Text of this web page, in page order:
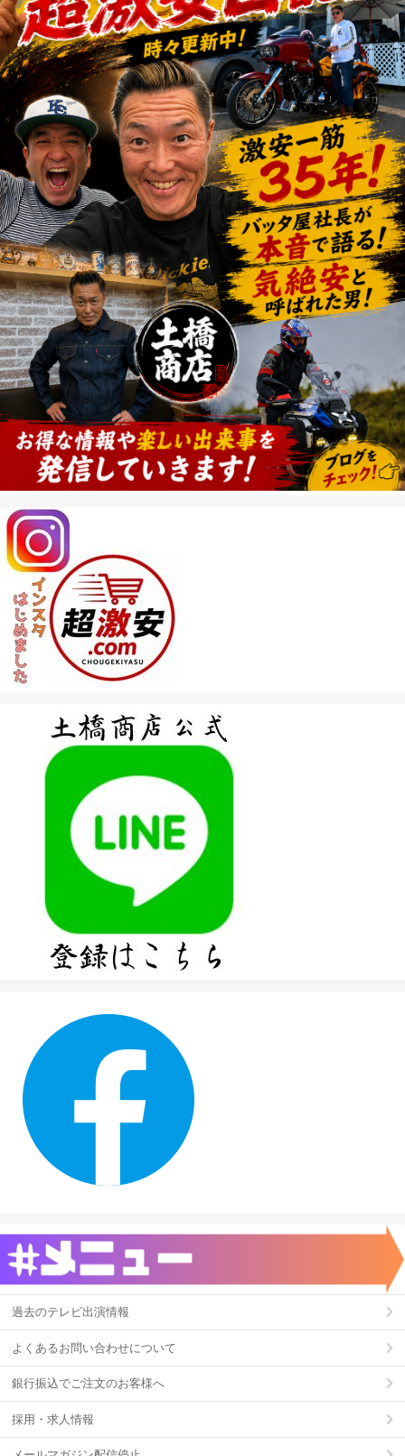
過去のテレビ出演情報
よくあるお問い合わせについて
銀行振込でご注文のお客様へ
採用・求人情報